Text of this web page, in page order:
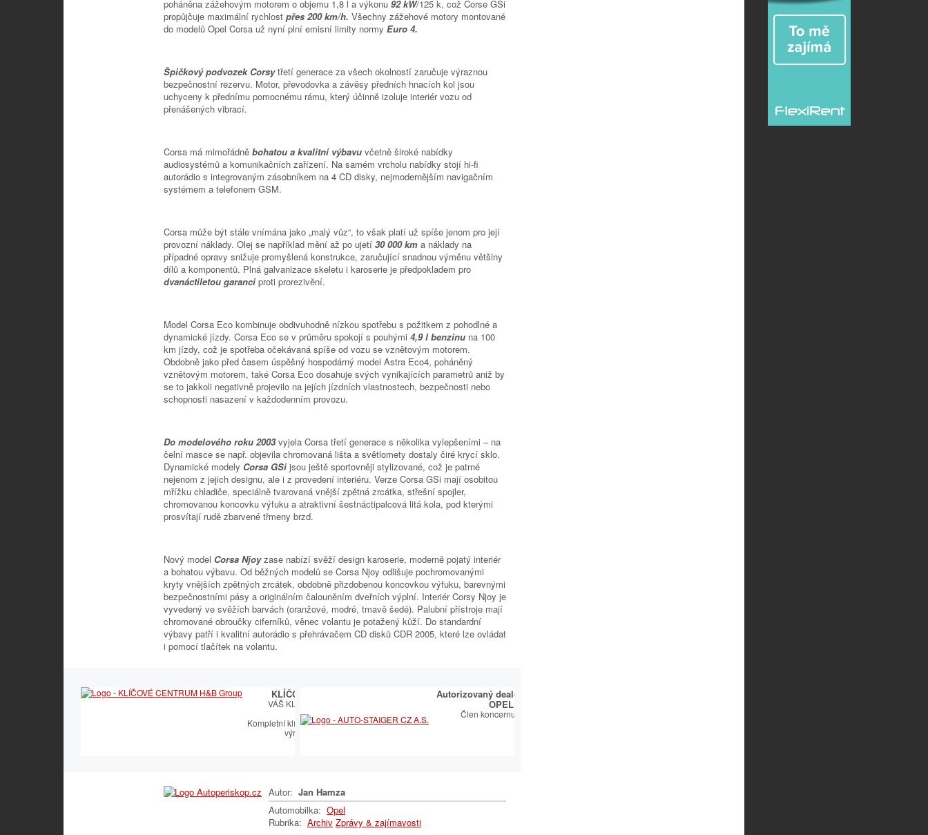
poháněna zážehovým motorem o objemu 1,8 l a výkonu 92 kW/125 k, což Corse GSi
propůjčuje maximální rychlost přes 200 km/h. Všechny zážehové motory montované
do modelů Opel Corsa už nyní plní emisní limity normy Euro 4.
Špičkový podvozek Corsytřetí generace za všech okolností zaručuje výraznou
bezpečnostní rezervu. Motor, převodovka a závěsy předních hnacích kol jsou
uchyceny k přednímu pomocnému rámu, který účinně izoluje interiér vozu od
přenášených vibrací.
Corsa má mimořádně bohatou a kvalitní výbavu včetně široké nabídky
audiosystémů a komunikačních zařízení. Na samém vrcholu nabídky stojí hi-fi
autorádio s integrovaným zásobníkem na 4 CD disky, nejmodernějším navigačním
systémem a telefonem GSM.
Corsa může být stále vnímána jako „malý vůz“, to však platí už spíše jenom pro její
provozní náklady. Olej se například mění až po ujetí 30 000 km a náklady na
případné opravy snižuje promyšlená konstrukce, zaručující snadnou výměnu většiny
dílů a komponentů. Plná galvanizace skeletu i karoserie je předpokladem pro
dvanáctiletou garanci proti prorezivění.
Model Corsa Eco kombinuje obdivuhodně nízkou spotřebu s požitkem z pohodlné a
dynamické jízdy. Corsa Eco se v průměru spokojí s pouhými 4,9 l benzinu na 100
km jízdy, což je spotřeba očekávaná spíše od vozu se vznětovým motorem.
Obdobně jako před časem úspěšný hospodárný model Astra Eco4, poháněný
vznětovým motorem, také Corsa Eco dosahuje svých vynikajících parametrů aniž by
se to jakkoli negativně projevilo na jejích jízdních vlastnostech, bezpečnosti nebo
schopnosti nasazení v každodenním provozu.
Do modelového roku 2003vyjela Corsa třetí generace s několika vylepšeními – na
čelní masce se např. objevila chromovaná lišta a světlomety dostaly čiré krycí sklo.
Dynamické modely Corsa GSi jsou ještě sportovněji stylizované, což je patrné
nejenom z jejich designu, ale i z provedení interiéru. Verze Corsa GSi mají osobitou
mřížku chladiče, speciálně tvarovaná vnější zpětná zrcátka, střešní spojler,
chromovanou koncovku výfuku a atraktivní šestnáctipalcová litá kola, pod kterými
prosvítají rudě zbarvené třmeny brzd.
Nový model Corsa Njoyzase nabízí svěží design karoserie, moderně pojatý interiér
a bohatou výbavu. Od běžných modelů se Corsa Njoy odlišuje pochromovanými
kryty vnějších zpětných zrcátek, obdobně přizdobenou koncovkou výfuku, barevnými
bezpečnostními pásy a originálním čalouněním dveřních výplní. Interiér Corsy Njoy je
vyvedený ve svěžích barvách (oranžové, modré, tmavě šedé). Palubní přístroje mají
chromované obroučky ciferníků, věnec volantu je potažený kůží. Do standardní
výbavy patří i kvalitní autorádio s přehrávačem CD disků CDR 2005, které lze ovládat
i pomocí tlačítek na volantu.
KLÍČOVÉ CENTRUM
VÁŠ KLÍČOVÝ PARTNER
Kompletní klíčařský sortiment včetně
výroby autoklíčů
Autorizovaný dealer a opravce
OPEL
Člen koncernu TUkas
Autor: Jan Hamza
Automobilka: Opel
Rubrika: Archiv Zprávy & zajímavosti